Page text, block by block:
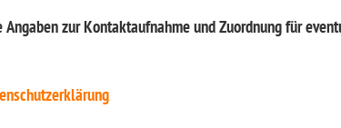
zur Kontaktaufnahme und Zuordnung für